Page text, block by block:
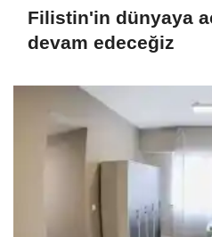
Filistin'in dünyaya
devam edeceğiz